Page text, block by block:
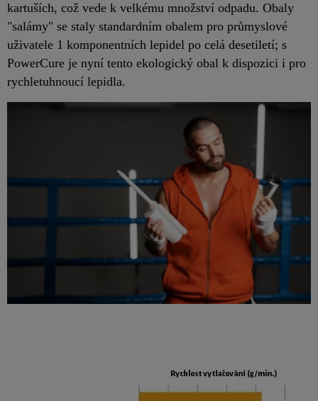
kartuších, což vede k velkému množství odpadu. Obaly
"salámy" se staly standardním obalem pro průmyslové
uživatele 1 komponentních lepidel po celá desetiletí; s
PowerCure je nyní tento ekologický obal k dispozici i pro
rychletuhnoucí lepidla.